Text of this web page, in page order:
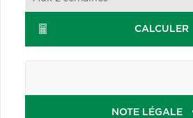
CALCULER
NOTE LÉGALE